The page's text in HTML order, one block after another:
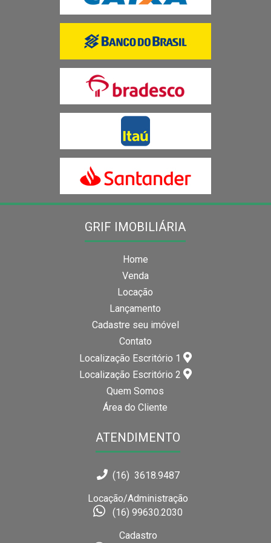
GRIF IMOBILIÁRIA
Home
Venda
Locação
Lançamento
Cadastre seu imóvel
Contato
Localização Escritório 1
Localização Escritório 2
Quem Somos
Área do Cliente
ATENDIMENTO
(16) 3618.9487
Locação/Administração
(16) 99630.2030
Cadastro